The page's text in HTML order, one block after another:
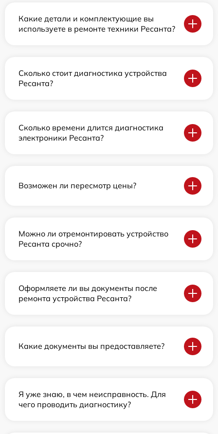
Какие детали и комплектующие вы
используете в ремонте техники Ресанта?
Сколько стоит диагностика устройства
Ресанта?
Сколько времени длится диагностика
электроники Ресанта?
Возможен ли пересмотр цены?
Можно ли отремонтировать устройство
Ресанта срочно?
Оформляете ли вы документы после
ремонта устройства Ресанта?
Какие документы вы предоставляете?
Я уже знаю, в чем неисправность. Для
чего проводить диагностику?